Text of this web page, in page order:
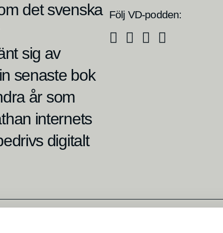
det svenska
sig av
senaste bok
år som
internets
digitalt
Följ VD-podden:
AppleSpotify
Acast